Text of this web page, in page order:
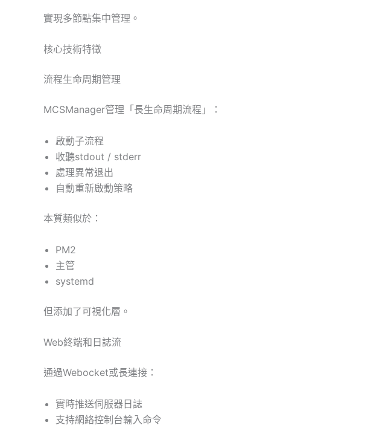
實現多節點集中管理。
核心技術特徵
流程生命周期管理
MCSManager管理「長生命周期流程」：
啟動子流程
收聽stdout / stderr
處理異常退出
自動重新啟動策略
本質類似於：
PM2
主管
systemd
但添加了可視化層。
Web終端和日誌流
通過Webocket或長連接：
實時推送伺服器日誌
支持網絡控制台輸入命令